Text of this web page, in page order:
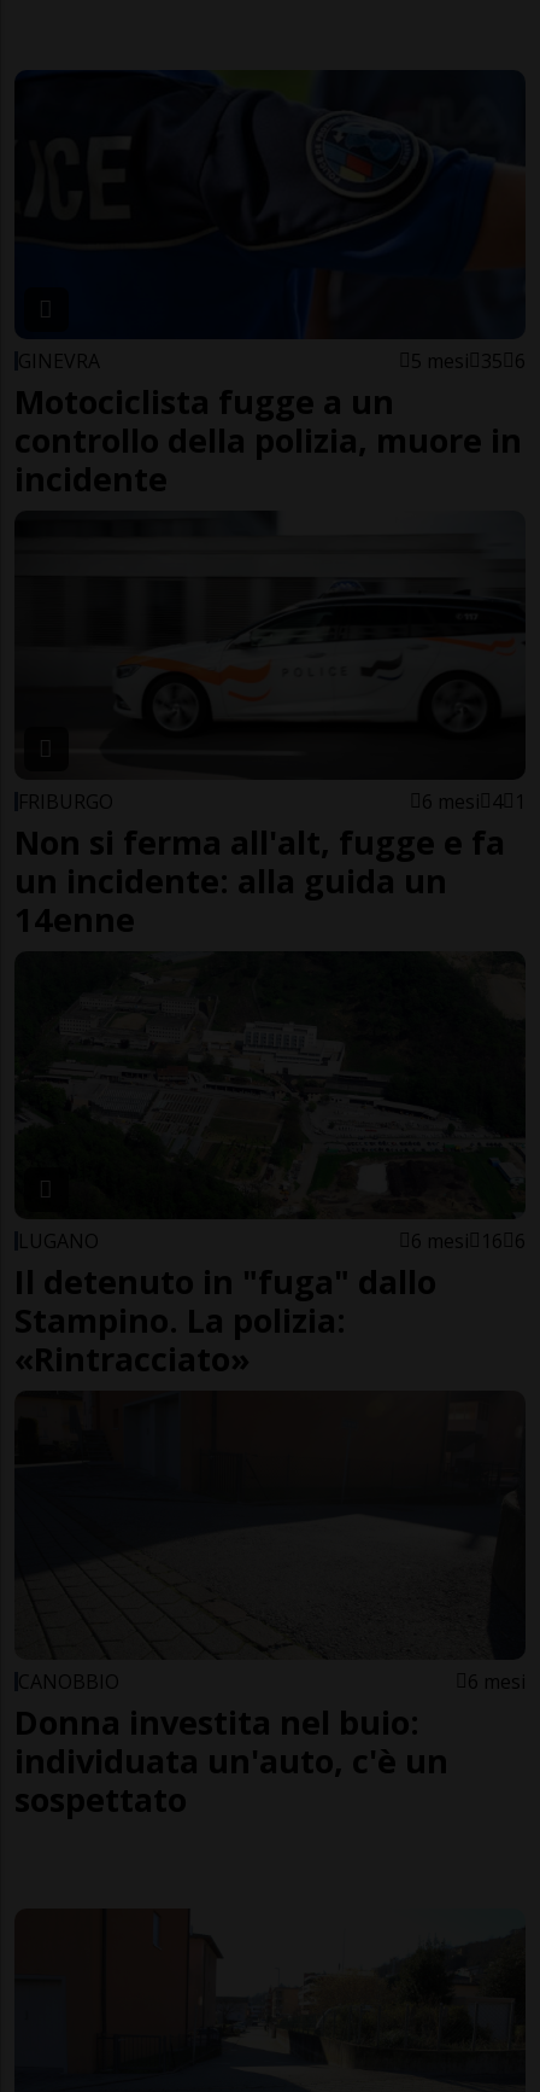
GINEVRA 5 mesi 35 6
Motociclista fugge a un
controllo della polizia, muore in
incidente
FRIBURGO 6 mesi 4 1
Non si ferma all'alt, fugge e fa
un incidente: alla guida un
14enne
LUGANO 6 mesi 16 6
Il detenuto in "fuga" dallo
Stampino. La polizia:
«Rintracciato»
CANOBBIO 6 mesi
Donna investita nel buio:
individuata un'auto, c'è un
sospettato